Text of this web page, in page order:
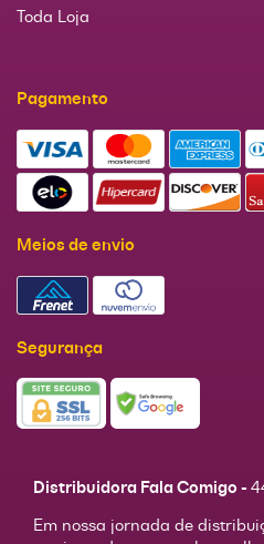
Toda Loja
Pagamento
Meios de envio
Segurança
Distribuidora Fala Comigo -
Em nossa jornada de